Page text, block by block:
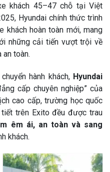
khách 45–47 chỗ tại Việt
Hyundai chính thức trình
khách hoàn toàn mới, mang
những cải tiến vượt trội về
an toàn.
hành khách, Hyundai
cấp chuyên nghiệp” của
cao cấp, trường học quốc
trên Exito đều được trau
êm ái, an toàn và sang
khách.